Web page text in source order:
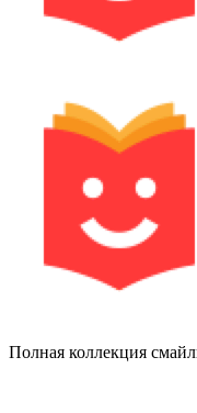
Полная коллекция